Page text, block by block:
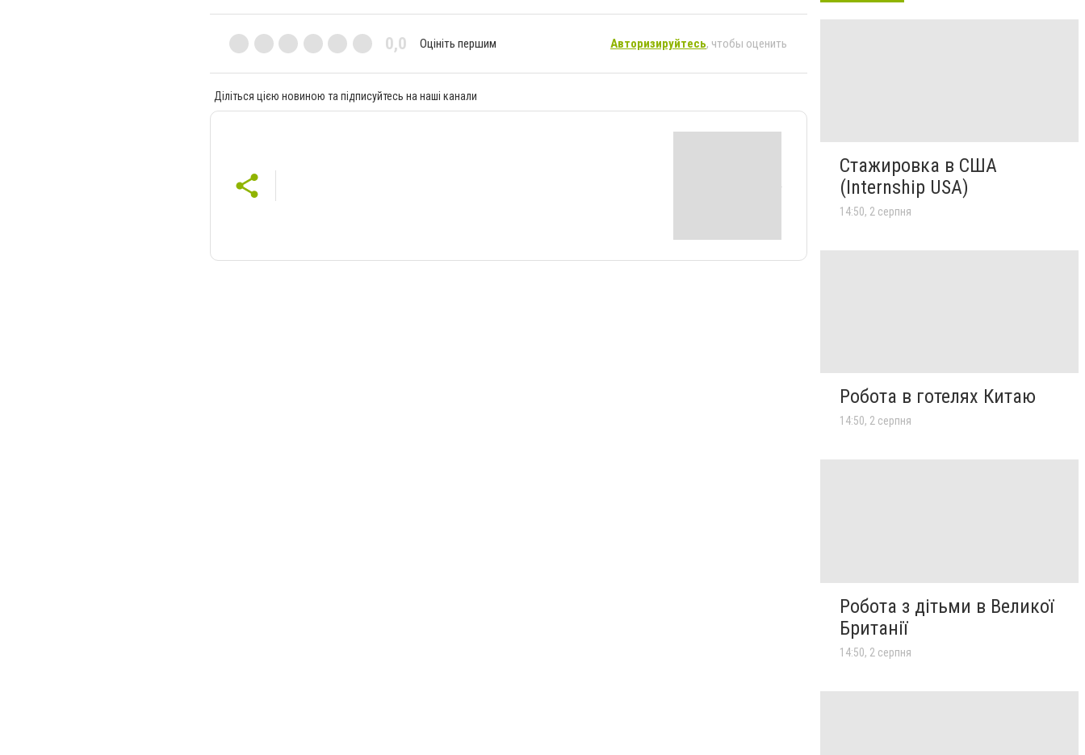
0,0 Оцініть першим Авторизируйтесь, чтобы оценить
Діліться цією новиною та підписуйтесь на наші канали
Стажировка в США
(Internship USA)
14:50, 2 серпня
Робота в готелях Китаю
14:50, 2 серпня
Робота з дітьми в Великої
Британії
14:50, 2 серпня